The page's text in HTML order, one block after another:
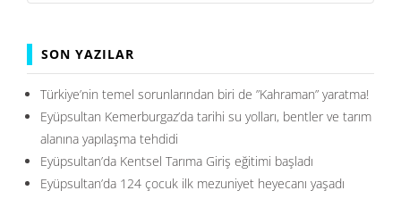
SON YAZILAR
Türkiye’nin temel sorunlarından biri de ”Kahraman” yaratma!
Eyüpsultan Kemerburgaz’da tarihi su yolları, bentler ve tarım
alanına yapılaşma tehdidi
Eyüpsultan’da Kentsel Tarıma Giriş eğitimi başladı
Eyüpsultan’da 124 çocuk ilk mezuniyet heyecanı yaşadı